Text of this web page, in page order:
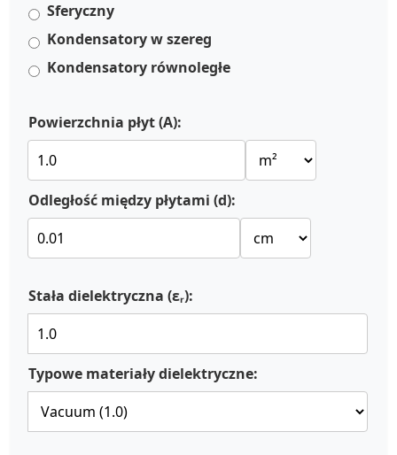
Sferyczny
Kondensatory w szereg
Kondensatory równoległe
Powierzchnia płyt (A):
Odległość między płytami (d):
Stała dielektryczna (εᵣ):
Typowe materiały dielektryczne: